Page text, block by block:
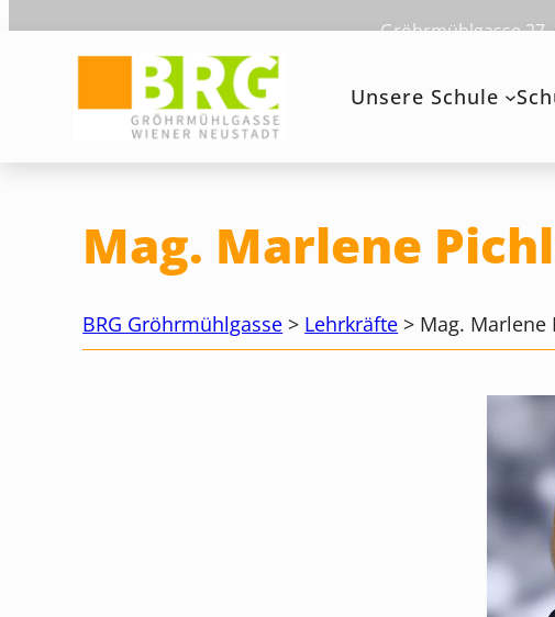
Gröhrmühlgasse
Unsere Schule
Mag. Marlene
BRG Gröhrmühlgasse > Lehrkräfte > Mag. Marlene